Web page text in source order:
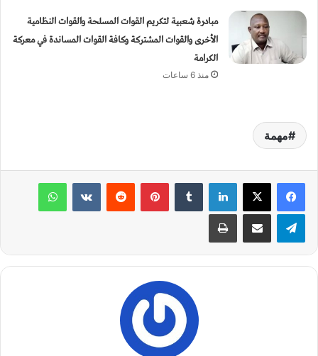
مبادرة شعبية لتكريم القوات المسلحة والقوات النظامية
الأخرى والقوات المشتركة وكافة القوات المساندة في معركة
الكرامة
منذ 6 ساعات
مهمة
لينكدإن بينتيريست